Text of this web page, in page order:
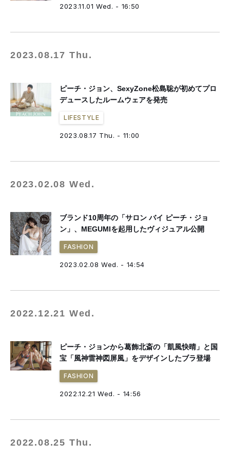
2023.11.01 Wed. - 16:50
2023.08.17 Thu.
ピーチ・ジョン、SexyZone松島聡が初めてプロ
デュースしたルームウェアを発売
LIFESTYLE
2023.08.17 Thu. - 11:00
2023.02.08 Wed.
ブランド10周年の「サロン バイ ピーチ・ジョ
ン」、MEGUMIを起用したヴィジュアル公開
FASHION
2023.02.08 Wed. - 14:54
2022.12.21 Wed.
ピーチ・ジョンから葛飾北斎の「凱風快晴」と国
宝「風神雷神図屏風」をデザインしたブラ登場
FASHION
2022.12.21 Wed. - 14:56
2022.08.25 Thu.